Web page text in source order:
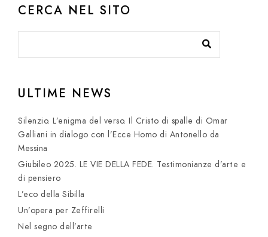
CERCA NEL SITO
ULTIME NEWS
Silenzio. L’enigma del verso. Il Cristo di spalle di Omar
Galliani in dialogo con l’Ecce Homo di Antonello da
Messina
Giubileo 2025. LE VIE DELLA FEDE. Testimonianze d’arte e
di pensiero
L’eco della Sibilla
Un’opera per Zeffirelli
Nel segno dell’arte